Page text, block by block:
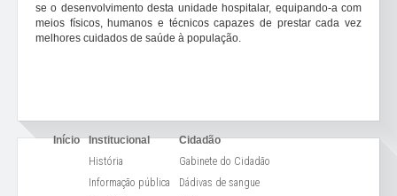
se o desenvolvimento desta unidade hospitalar, equipando-a com
meios físicos, humanos e técnicos capazes de prestar cada vez
melhores cuidados de saúde à população.
Início
Institucional
História
Informação pública
Cidadão
Gabinete do Cidadão
Dádivas de sangue